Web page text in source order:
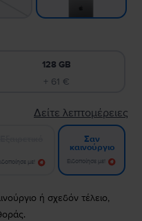
128 GB
+ 61 €
Δείτε λεπτομέρειες
με!
Σαν
καινούργιο
Ειδοποίησε με!
ή σχεδόν τέλειο,